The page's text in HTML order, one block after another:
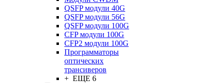
QSFP модули 40G
QSFP модули 56G
QSFP модули 100G
CFP модули 100G
CFP2 модули 100G
Программаторы
оптических
трансиверов
+ ЕЩЕ 6